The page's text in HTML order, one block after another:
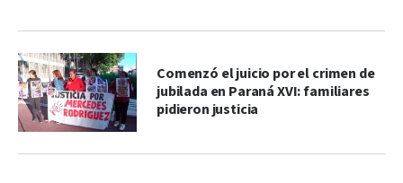
Comenzó el juicio por el crimen de
jubilada en Paraná XVI: familiares
pidieron justicia